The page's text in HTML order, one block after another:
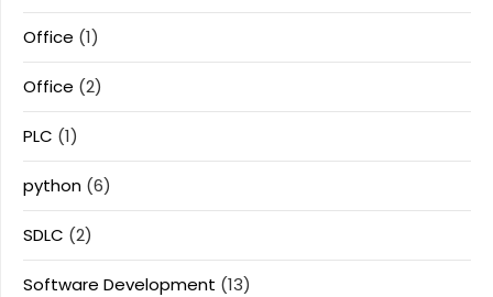
Office (1)
Office (2)
PLC (1)
python (6)
SDLC (2)
Software Development (13)